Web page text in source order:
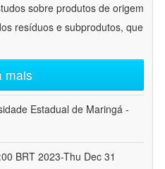
sobre produtos de origem
resíduos e subprodutos, que
mais
Estadual de Maringá -
BRT 2023-Thu Dec 31